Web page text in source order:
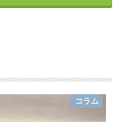
コラム